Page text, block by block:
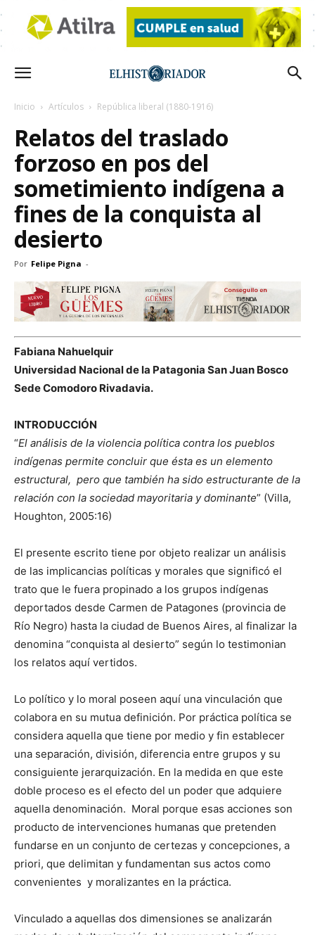
Inicio Artículos República liberal (1880-1916)
Relatos del traslado
forzoso en pos del
sometimiento indígena a
fines de la conquista al
desierto
Por Felipe Pigna -
Fabiana Nahuelquir
Universidad Nacional de la Patagonia San Juan Bosco
Sede Comodoro Rivadavia.
INTRODUCCIÓN
“El análisis de la violencia política contra los pueblos
indígenas permite concluir que ésta es un elemento
estructural, pero que también ha sido estructurante de la
relación con la sociedad mayoritaria y dominante” (Villa,
Houghton, 2005:16)
El presente escrito tiene por objeto realizar un análisis
de las implicancias políticas y morales que significó el
trato que le fuera propinado a los grupos indígenas
deportados desde Carmen de Patagones (provincia de
Río Negro) hasta la ciudad de Buenos Aires, al finalizar la
denomina “conquista al desierto” según lo testimonian
los relatos aquí vertidos.
Lo político y lo moral poseen aquí una vinculación que
colabora en su mutua definición. Por práctica política se
considera aquella que tiene por medio y fin establecer
una separación, división, diferencia entre grupos y su
consiguiente jerarquización. En la medida en que este
doble proceso es el efecto del un poder que adquiere
aquella denominación. Moral porque esas acciones son
producto de intervenciones humanas que pretenden
fundarse en un conjunto de certezas y concepciones, a
priori, que delimitan y fundamentan sus actos como
convenientes y moralizantes en la práctica.
Vinculado a aquellas dos dimensiones se analizarán